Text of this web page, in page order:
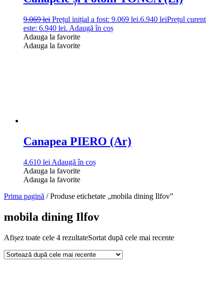
9.069lei Prețul inițial a fost: 9.069 lei.6.940 leiPrețul curent
este: 6.940 lei. Adaugă în coș
Adauga la favorite
Adauga la favorite
Canapea PIERO (Ar)
4.610 lei Adaugă în coș
Adauga la favorite
Adauga la favorite
Prima pagină / Produse etichetate „mobila dining Ilfov”
mobila dining Ilfov
Afișez toate cele 4 rezultateSortat după cele mai recente